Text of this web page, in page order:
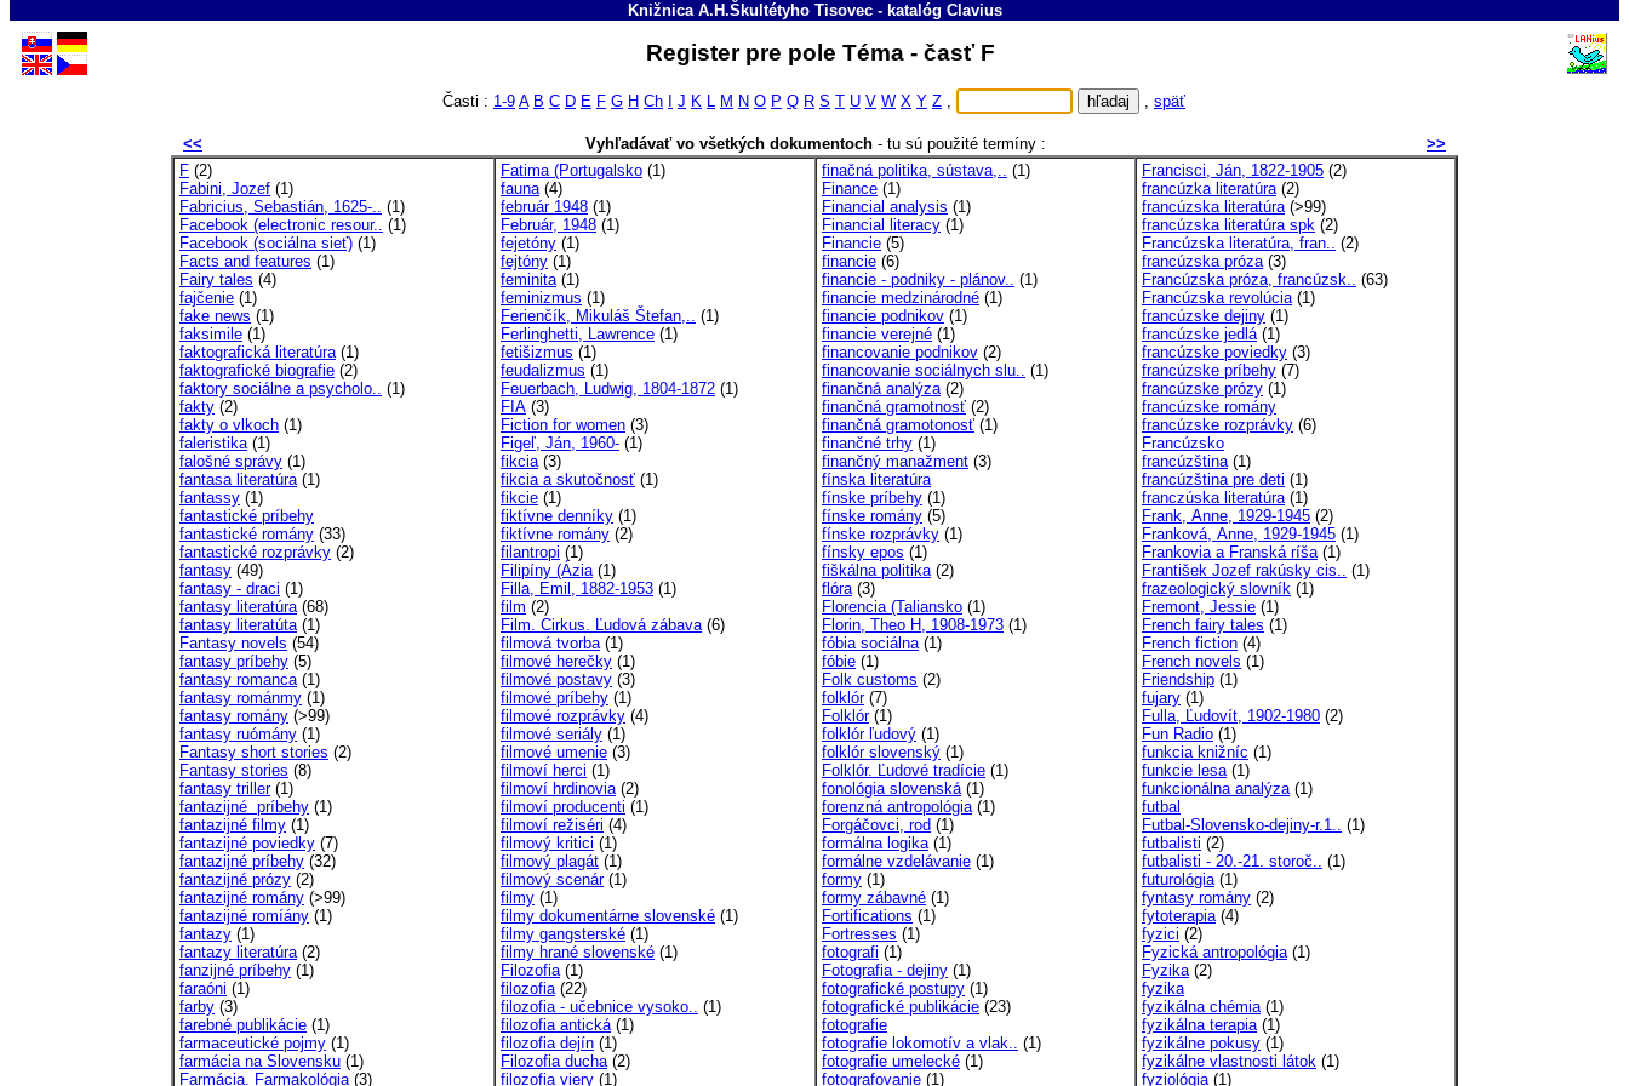
Knižnica A.H.Škultétyho Tisovec- katalóg Clavius
Register pre pole Téma - časť F
Časti : 1-9 A B C D E F G H Ch J K L M N O P Q R S T U V W X Y Z , , späť
<< Vyhľadávať vo všetkých dokumentoch- tu sú použité termíny :
>>
F (2)
Fabini, Jozef (1)
Fabricius, Sebastián, 1625-.. (1)
Facebook (electronic resour.. (1)
Facebook (sociálna sieť) (1)
Facts and features (1)
Fairy tales (4)
fajčenie (1)
fake news (1)
faksimile (1)
faktografická literatúra(1)
faktografické biografie (2)
faktory sociálne a psycholo.. (1)
fakty (2)
fakty o vlkoch (1)
faleristika(1)
falošné správy (1)
fantasa literatúra(1)
fantassy (1)
fantastické príbehy
fantastické romány (33)
fantastické rozprávky (2)
fantasy (49)
fantasy - draci (1)
fantasy literatúra(68)
fantasy literatúta(1)
Fantasy novels (54)
fantasy príbehy (5)
fantasy romanca(1)
fantasy románmy (1)
fantasy romány (>99)
fantasy ruómány (1)
Fantasy short stories (2)
Fantasy stories (8)
fantasy triller(1)
fantazijné príbehy (1)
fantazijné filmy (1)
fantazijné poviedky (7)
fantazijné príbehy (32)
fantazijné prózy (2)
fantazijné romány (>99)
fantazijné romíány (1)
fantazy (1)
fantazy literatúra(2)
fanzijné príbehy (1)
faraóni (1)
farby (3)
farebné publikácie (1)
farmaceutické pojmy (1)
farmácia na Slovensku (1)
Farmácia. Farmakológia(3)
Fatima (Portugalsko (1)
fauna(4)
február 1948 (1)
Február, 1948 (1)
fejetóny (1)
fejtóny (1)
feminita(1)
feminizmus (1)
Ferienčík, Mikuláš Štefan,.. (1)
Ferlinghetti, Lawrence (1)
fetišizmus (1)
feudalizmus (1)
Feuerbach, Ludwig, 1804-1872 (1)
FIA (3)
Fiction for women (3)
Figeľ, Ján, 1960- (1)
fikcia(3)
fikcia a skutočnosť (1)
fikcie (1)
fiktívne denníky (1)
fiktívne romány (2)
filantropi (1)
Filipíny (Ázia(1)
Filla, Emil, 1882-1953 (1)
film (2)
Film. Cirkus. Ľudová zábava(6)
filmová tvorba(1)
filmové herečky (1)
filmové postavy (3)
filmové príbehy (1)
filmové rozprávky (4)
filmové seriály (1)
filmové umenie (3)
filmoví herci (1)
filmoví hrdinovia(2)
filmoví producenti (1)
filmoví režiséri (4)
filmový kritici (1)
filmový plagát (1)
filmový scenár(1)
filmy (1)
filmy dokumentárne slovenské (1)
filmy gangsterské (1)
filmy hrané slovenské (1)
Filozofia(1)
filozofia(22)
filozofia - učebnice vysoko.. (1)
filozofia antická(1)
filozofia dejín (1)
Filozofia ducha(2)
filozofia viery (1)
finačná politika, sústava,.. (1)
Finance (1)
Financial analysis (1)
Financial literacy (1)
Financie (5)
financie (6)
financie - podniky - plánov.. (1)
financie medzinárodné (1)
financie podnikov (1)
financie verejné (1)
financovanie podnikov (2)
financovanie sociálnych slu.. (1)
finančná analýza(2)
finančná gramotnosť (2)
finančná gramotonosť (1)
finančné trhy (1)
finančný manažment (3)
fínska literatúra
fínske príbehy (1)
fínske romány (5)
fínske rozprávky (1)
fínsky epos (1)
fiškálna politika(2)
flóra(3)
Florencia (Taliansko (1)
Florin, Theo H, 1908-1973 (1)
fóbia sociálna(1)
fóbie (1)
Folk customs (2)
folklór(7)
Folklór(1)
folklór ľudový (1)
folklór slovenský (1)
Folklór. Ľudové tradície (1)
fonológia slovenská(1)
forenzná antropológia(1)
Forgáčovci, rod (1)
formálna logika(1)
formálne vzdelávanie (1)
formy (1)
formy zábavné (1)
Fortifications (1)
Fortresses (1)
fotografi (1)
Fotografia - dejiny (1)
fotografické postupy (1)
fotografické publikácie (23)
fotografie
fotografie lokomotív a vlak.. (1)
fotografie umelecké (1)
fotografovanie (1)
Francisci, Ján, 1822-1905 (2)
francúzka literatúra(2)
francúzska literatúra(>99)
francúzska literatúra spk (2)
Francúzska literatúra, fran.. (2)
francúzska próza(3)
Francúzska próza, francúzsk.. (63)
Francúzska revolúcia(1)
francúzske dejiny (1)
francúzske jedlá(1)
francúzske poviedky (3)
francúzske príbehy (7)
francúzske prózy (1)
francúzske romány
francúzske rozprávky (6)
Francúzsko
francúzština(1)
francúzština pre deti (1)
franczúska literatúra(1)
Frank, Anne, 1929-1945 (2)
Franková, Anne, 1929-1945 (1)
Frankovia a Franská ríša(1)
František Jozef rakúsky cis.. (1)
frazeologický slovník (1)
Fremont, Jessie (1)
French fairy tales (1)
French fiction (4)
French novels (1)
Friendship (1)
fujary (1)
Fulla, Ľudovít, 1902-1980 (2)
Fun Radio (1)
funkcia knižníc (1)
funkcie lesa(1)
funkcionálna analýza(1)
futbal
Futbal-Slovensko-dejiny-r.1.. (1)
futbalisti (2)
futbalisti - 20.-21. storoč.. (1)
futurológia(1)
fyntasy romány (2)
fytoterapia(4)
fyzici (2)
Fyzická antropológia(1)
Fyzika(2)
fyzika
fyzikálna chémia(1)
fyzikálna terapia(1)
fyzikálne pokusy (1)
fyzikálne vlastnosti látok (1)
fyziológia(1)